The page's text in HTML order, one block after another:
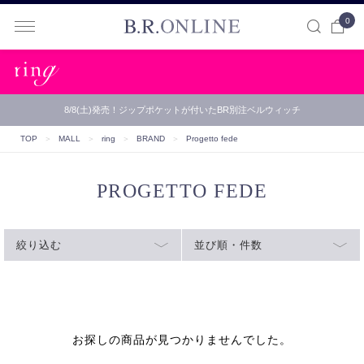
0
8/8(土)発売！ジップポケットが付いたBR別注ベルウィッチ
TOP ＞ MALL ＞ ring ＞ BRAND ＞ Progetto fede
PROGETTO FEDE
絞り込む 並び順・件数
お探しの商品が見つかりませんでした。